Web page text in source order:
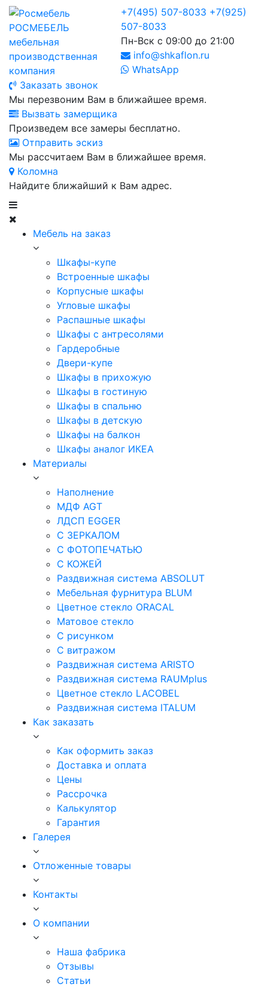
РОСМЕБЕЛЬ
мебельная
производственная
компания
+7(495) 507-8033 +7(925)
507-8033
Пн-Вск с 09:00 до 21:00
info@shkaflon.ru
WhatsApp
Заказать звонок
Мы перезвоним Вам в ближайшее время.
Вызвать замерщика
Произведем все замеры бесплатно.
Отправить эскиз
Мы рассчитаем Вам в ближайшее время.
Коломна
Найдите ближайший к Вам адрес.
Мебель на заказ
Шкафы-купе
Встроенные шкафы
Корпусные шкафы
Угловые шкафы
Распашные шкафы
Шкафы с антресолями
Гардеробные
Двери-купе
Шкафы в прихожую
Шкафы в гостиную
Шкафы в спальню
Шкафы в детскую
Шкафы на балкон
Шкафы аналог ИКЕА
Материалы
Наполнение
МДФ AGT
ЛДСП EGGER
С ЗЕРКАЛОМ
С ФОТОПЕЧАТЬЮ
С КОЖЕЙ
Раздвижная система ABSOLUT
Мебельная фурнитура BLUM
Цветное стекло ORACAL
Матовое стекло
C рисунком
C витражом
Раздвижная система ARISTO
Раздвижная система RAUMplus
Цветное стекло LACOBEL
Раздвижная система ITALUM
Как заказать
Как оформить заказ
Доставка и оплата
Цены
Рассрочка
Калькулятор
Гарантия
Галерея
Отложенные товары
Контакты
О компании
Наша фабрика
Отзывы
Статьи